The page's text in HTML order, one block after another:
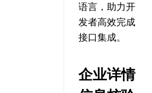
语言，助力开
发者高效完成
接口集成。
企业详情